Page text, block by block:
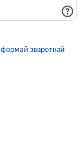
формай зваротнай